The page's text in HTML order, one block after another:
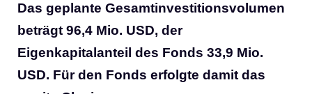
Das geplante Gesamtinvestitionsvolumen
beträgt 96,4 Mio. USD, der
Eigenkapitalanteil des Fonds 33,9 Mio.
USD. Für den Fonds erfolgte damit das